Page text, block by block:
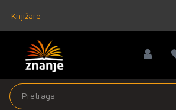
Knjižare